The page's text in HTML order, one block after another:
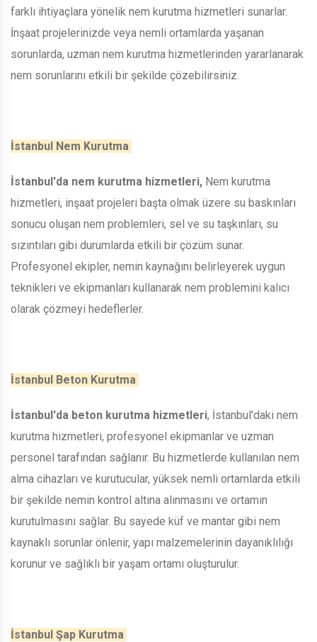
farklı ihtiyaçlara yönelik nem kurutma hizmetleri sunarlar.
İnşaat projelerinizde veya nemli ortamlarda yaşanan
sorunlarda, uzman nem kurutma hizmetlerinden yararlanarak
nem sorunlarını etkili bir şekilde çözebilirsiniz.
İstanbul Nem Kurutma
İstanbul'da nem kurutma hizmetleri, Nem kurutma
hizmetleri, inşaat projeleri başta olmak üzere su baskınları
sonucu oluşan nem problemleri, sel ve su taşkınları, su
sızıntıları gibi durumlarda etkili bir çözüm sunar.
Profesyonel ekipler, nemin kaynağını belirleyerek uygun
teknikleri ve ekipmanları kullanarak nem problemini kalıcı
olarak çözmeyi hedeflerler.
İstanbul Beton Kurutma
İstanbul'da beton kurutma hizmetleri, İstanbul'daki nem
kurutma hizmetleri, profesyonel ekipmanlar ve uzman
personel tarafından sağlanır. Bu hizmetlerde kullanılan nem
alma cihazları ve kurutucular, yüksek nemli ortamlarda etkili
bir şekilde nemin kontrol altına alınmasını ve ortamın
kurutulmasını sağlar. Bu sayede küf ve mantar gibi nem
kaynaklı sorunlar önlenir, yapı malzemelerinin dayanıklılığı
korunur ve sağlıklı bir yaşam ortamı oluşturulur.
İstanbul Şap Kurutma